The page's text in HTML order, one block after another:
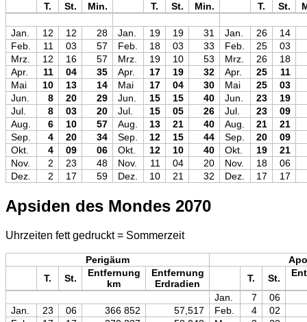
T.
St. Min. T. St. Min. T. St.
Jan. 12 12 28 Jan. 19 19 31 Jan. 26
14
Feb.
11 03 57 Feb. 18 03 33 Feb. 25
03
Mrz.
12 16 57 Mrz. 19 10 53 Mrz. 26
18
Apr.
11 04 35 Apr. 17 19 32 Apr. 25
11
Mai
10 13 14 Mai 17 04 30 Mai 25
03
Jun.
8 20 29 Jun. 15 15 40 Jun. 23
19
Jul.
8 03 20 Jul. 15 05 26 Jul. 23
09
Aug.
6 10 57 Aug. 13 21 40 Aug. 21
21
Sep.
4 20 34 Sep. 12 15 44 Sep. 20
09
Okt.
4 09 06 Okt. 12 10 40 Okt. 19
21
Nov.
2 23 48 Nov. 11 04 20 Nov. 18
06
Dez.
2 17 59 Dez. 10 21 32 Dez. 17 17
Apsiden des Mondes 2070
Uhrzeiten fett gedruckt = Sommerzeit
Perigäum
T.
St.
Entfernung
km
Entfernung
Erdradien
T. St.
Jan. 7
06
Jan.
23 06 366 852 57,517 Feb. 4
02